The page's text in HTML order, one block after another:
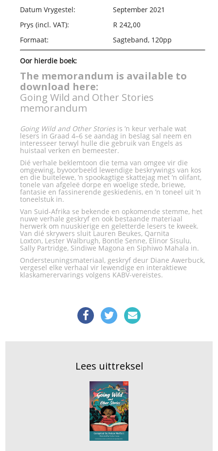
Datum Vrygestel:
September 2021
Prys (incl. VAT):
R 242,00
Formaat:
Sagteband, 120pp
Oor hierdie boek:
The memorandum is available to
download here:
Going Wild and Other Stories
memorandum
Going Wild and Other Stories is ’n keur verhale wat
lesers in Graad 4–6 se aandag in beslag sal neem en
interesseer terwyl hulle die gebruik van Engels as
huistaal verken en bemeester.
Dié verhale beklemtoon die tema van omgee vir die
omgewing, byvoorbeeld lewendige beskrywings van kos
en die buitelewe, ’n spookagtige skattejag met ’n olifant,
tonele van afgeleë dorpe en woelige stede, briewe,
fantasie en fassinerende geskiedenis, en ’n toneel uit ’n
toneelstuk in.
Van Suid-Afrika se bekende en opkomende stemme, het
nuwe verhale geskryf en ook bestaande materiaal
herwerk om nuuskierige en geletterde lesers te kweek.
Van dié skrywers sluit Lauren Beukes, Qarnita
Loxton, Lester Walbrugh, Bontle Senne, Elinor Sisulu,
Sally Partridge, Sindiwe Magona en Siphiwo Mahala in.
Ondersteuningsmateriaal, geskryf deur Diane Awerbuck,
vergesel elke verhaal vir lewendige en interaktiewe
klaskamerervarings volgens KABV-vereistes.
Lees uittreksel